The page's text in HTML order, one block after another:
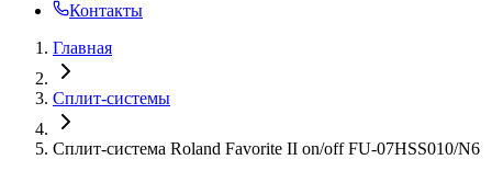
Контакты
Главная
Сплит-системы
Сплит-система Roland Favorite II on/off FU-07HSS010/N6